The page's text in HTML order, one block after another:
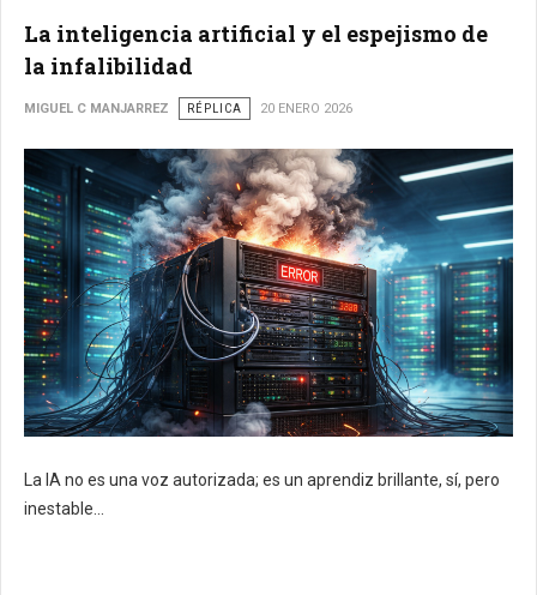
La inteligencia artificial y el espejismo de
la infalibilidad
MIGUEL C MANJARREZ RÉPLICA 20 ENERO 2026
La IA no es una voz autorizada; es un aprendiz brillante, sí, pero
inestable...